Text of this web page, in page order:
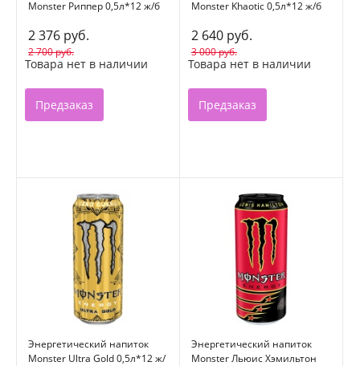
Monster Риппер 0,5л*12 ж/б
2 376 руб.
2 700 руб.
Товара нет в наличии
Предзаказ
Monster Khaotic 0,5л*12 ж/б
2 640 руб.
3 000 руб.
Товара нет в наличии
Предзаказ
Энергетический напиток
Monster Ultra Gold 0,5л*12 ж/
Энергетический напиток
Monster Льюис Хэмильтон